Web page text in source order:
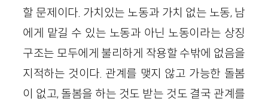
할 문제이다. 가치있는 노동과 가치 없는 노동, 남
에게 맡길 수 있는 노동과 아닌 노동이라는 상징
구조는 모두에게 불리하게 작용할 수밖에 없음을
지적하는 것이다. 관계를 맺지 않고 가능한 돌봄
이 없고, 돌봄을 하는 것도 받는 것도 결국 관계를